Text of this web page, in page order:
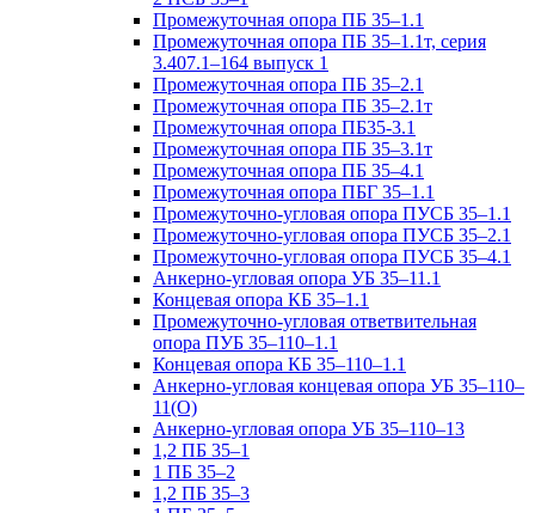
Промежуточная опора ПБ 35–1.1
Промежуточная опора ПБ 35–1.1т, серия
3.407.1–164 выпуск 1
Промежуточная опора ПБ 35–2.1
Промежуточная опора ПБ 35–2.1т
Промежуточная опора ПБ35-3.1
Промежуточная опора ПБ 35–3.1т
Промежуточная опора ПБ 35–4.1
Промежуточная опора ПБГ 35–1.1
Промежуточно-угловая опора ПУСБ 35–1.1
Промежуточно-угловая опора ПУСБ 35–2.1
Промежуточно-угловая опора ПУСБ 35–4.1
Анкерно-угловая опора УБ 35–11.1
Концевая опора КБ 35–1.1
Промежуточно-угловая ответвительная
опора ПУБ 35–110–1.1
Концевая опора КБ 35–110–1.1
Анкерно-угловая концевая опора УБ 35–110–
11(О)
Анкерно-угловая опора УБ 35–110–13
1,2 ПБ 35–1
1 ПБ 35–2
1,2 ПБ 35–3